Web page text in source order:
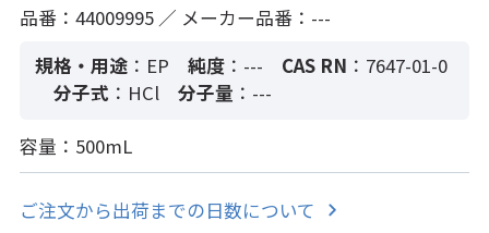
品番：44009995 ／ メーカー品番：---
規格・用途 ：EP 純度：--- CAS RN ：7647-01-0
分子式 ：HCl 分子量 ：---
容量：500mL
ご注文から出荷までの日数について